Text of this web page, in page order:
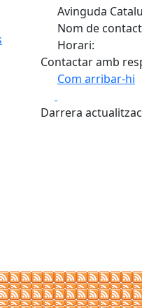
Avinguda
Nom de
Horari:
Contactar amb
Com arribar-hi
+
Darrera